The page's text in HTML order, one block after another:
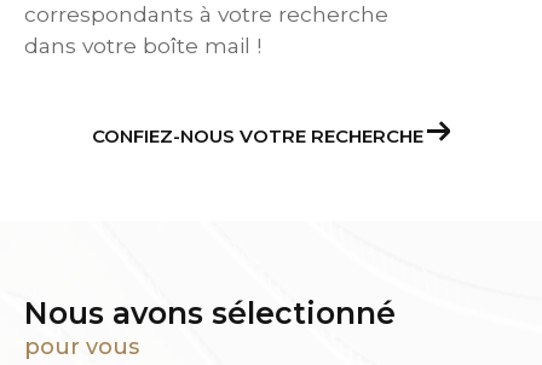
correspondants à votre recherche
dans votre boîte mail !
CONFIEZ-NOUS VOTRE RECHERCHE
Nous avons sélectionné
pour vous